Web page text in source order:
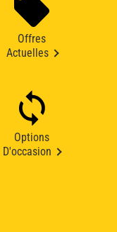
Offres
Actuelles
Options
D'occasion